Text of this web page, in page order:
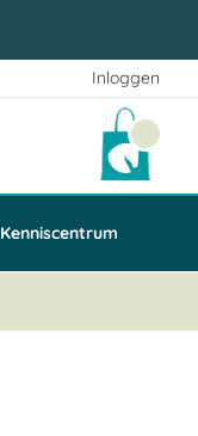
Inloggen
Kenniscentrum